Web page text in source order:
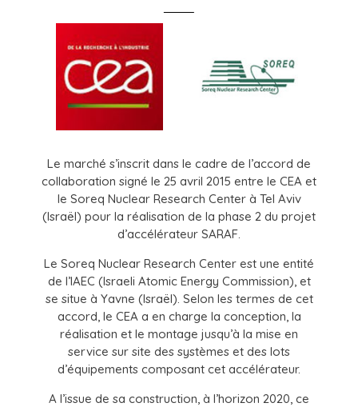
Le marché s’inscrit dans le cadre de l’accord de
collaboration signé le 25 avril 2015 entre le CEA et
le Soreq Nuclear Research Center à Tel Aviv
(Israël) pour la réalisation de la phase 2 du projet
d’accélérateur SARAF.
Le Soreq Nuclear Research Center est une entité
de l’IAEC (Israeli Atomic Energy Commission), et
se situe à Yavne (Israël). Selon les termes de cet
accord, le CEA a en charge la conception, la
réalisation et le montage jusqu’à la mise en
service sur site des systèmes et des lots
d’équipements composant cet accélérateur.
A l’issue de sa construction, à l’horizon 2020, ce